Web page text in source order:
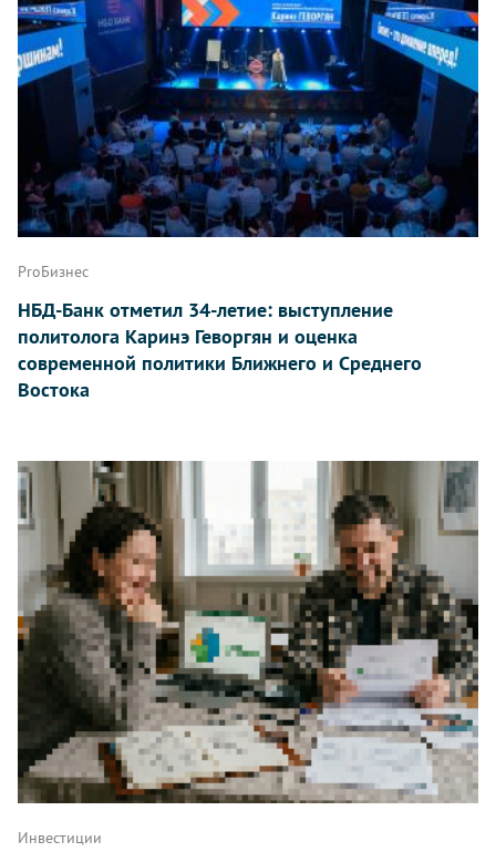
ProБизнес
НБД-Банк отметил 34-летие: выступление
политолога Каринэ Геворгян и оценка
современной политики Ближнего и Среднего
Востока
Инвестиции